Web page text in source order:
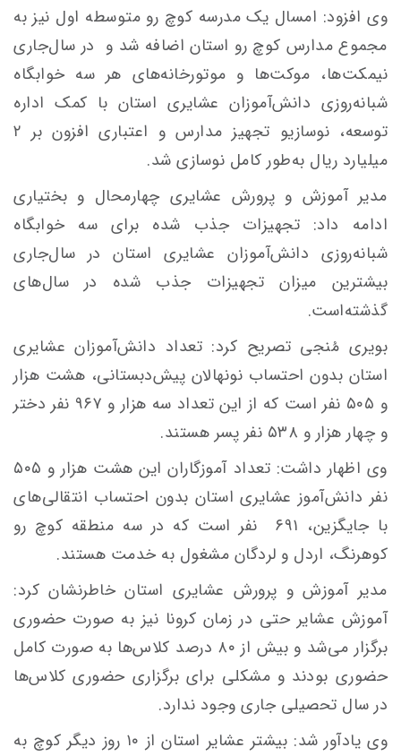
وی افزود: امسال یک مدرسه کوچ‌ رو متوسطه اول نیز به
مجموع مدارس کوچ‌ رو استان اضافه شد و در سال‌جاری
نیمکت‌ها، موکت‌ها و موتورخانه‌های هر سه خوابگاه
شبانه‌روزی دانش‌آموزان عشایری استان با کمک اداره
توسعه، نوسازیو تجهیز مدارس و اعتباری افزون بر ۲
میلیارد ریال به‌طور کامل نوسازی شد.
مدیر آموزش و پرورش عشایری چهارمحال و بختیاری
ادامه داد: تجهیزات جذب شده برای سه خوابگاه
شبانه‌روزی دانش‌آموزان عشایری استان در سال‌جاری
بیشترین میزان تجهیزات جذب شده در سال‌های
گذشته‌است.
بویری مُنجی تصریح کرد: تعداد دانش‌آموزان عشایری
استان بدون احتساب نونهالان پیش‌دبستانی، هشت هزار
و ۵۰۵ نفر است که از این تعداد سه هزار و ۹۶۷ نفر دختر
و چهار هزار و ۵۳۸ نفر پسر هستند.
وی اظهار داشت: تعداد آموزگاران این هشت هزار و ۵۰۵
نفر دانش‌آموز عشایری استان بدون احتساب انتقالی‌های
با جایگزین، ۶۹۱ نفر است که در سه منطقه کوچ‌ رو
کوهرنگ، اردل و لردگان مشغول به خدمت هستند.
مدیر آموزش و پرورش عشایری استان خاطرنشان کرد:
آموزش عشایر حتی در زمان کرونا نیز به صورت حضوری
برگزار می‌شد و بیش از ۸۰ درصد کلاس‌ها به صورت کامل
حضوری بودند و مشکلی برای برگزاری حضوری کلاس‌ها
در سال تحصیلی جاری وجود ندارد.
وی یادآور شد: بیشتر عشایر استان از ۱۰ روز دیگر کوچ به